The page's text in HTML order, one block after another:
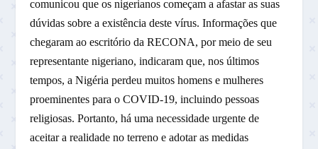
comunicou que os nigerianos começam a afastar as suas
dúvidas sobre a existência deste vírus. Informações que
chegaram ao escritório da RECONA, por meio de seu
representante nigeriano, indicaram que, nos últimos
tempos, a Nigéria perdeu muitos homens e mulheres
proeminentes para o COVID-19, incluindo pessoas
religiosas. Portanto, há uma necessidade urgente de
aceitar a realidade no terreno e adotar as medidas